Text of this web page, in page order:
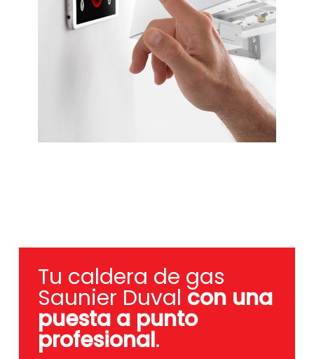
Tu caldera de gas
Saunier Duval con una
puesta a punto
profesional.